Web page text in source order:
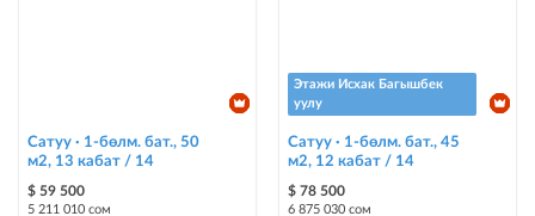
жарыя "Шашылыш" деген белги менен коюлат + "Шашылыш"
Чаптамалар
Опциялары бар жаркыраган стикерлер сиздин мүлкүңүздү
башкалардан өзгөчөлөнтүп, аны тезирээк сатууга жардам берет
Сатуу · 1-бөлм. бат., 50
м2, 13 кабат / 14
$ 59 500
5 211 010 сом
Этажи Исхак Багышбек
уулу
Сатуу · 1-бөлм. бат., 45
м2, 12 кабат / 14
$ 78 500
6 875 030 сом